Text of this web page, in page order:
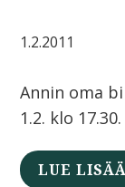
1.2.2011
Annin oma
1.2. klo 17.30.
LUE LISÄÄ